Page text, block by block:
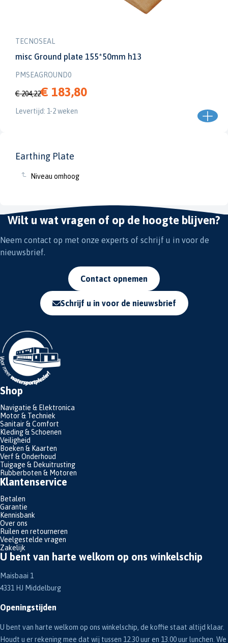
Earthing Plate
Niveau omhoog
TECNOSEAL
misc Ground plate 155*50mm h13
PMSEAGROUND0
€ 204,22€ 183,80
Levertijd: 1-2 weken
Wilt u wat vragen of op de hoogte blijven?
Neem contact op met onze experts of schrijf u in voor de
nieuwsbrief.
Contact opnemen
Schrijf u in voor de nieuwsbrief
Shop
Navigatie & Elektronica
Motor & Techniek
Sanitair & Comfort
Kleding & Schoenen
Veiligheid
Boeken & Kaarten
Verf & Onderhoud
Tuigage & Dekuitrusting
Rubberboten & Motoren
Klantenservice
Betalen
Garantie
Kennisbank
Over ons
Ruilen en retourneren
Veelgestelde vragen
Zakelijk
U bent van harte welkom op ons winkelschip
Maisbaai 1
4331 HJ Middelburg
Openingstijden
U bent van harte welkom op ons winkelschip, de koffie staat altijd klaar.
Houdt u er rekening mee dat wij tussen 12.30 uur en 13.00 uur lunchen. We